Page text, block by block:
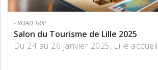
- ROAD TRIP
Salon du Tourisme de Lille 2025
Du 24 au 26 janvier 2025, Lille